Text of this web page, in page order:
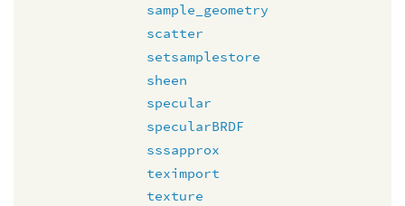
sample_geometry
scatter
setsamplestore
sheen
specular
specularBRDF
sssapprox
teximport
texture